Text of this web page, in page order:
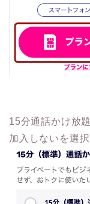
15分通話かけ放
加入しないを選択